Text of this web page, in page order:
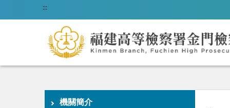
:::
機關簡介